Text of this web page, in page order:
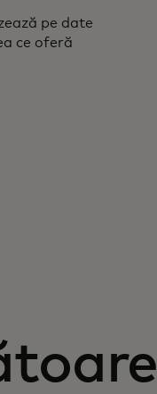
pe date
ce oferă